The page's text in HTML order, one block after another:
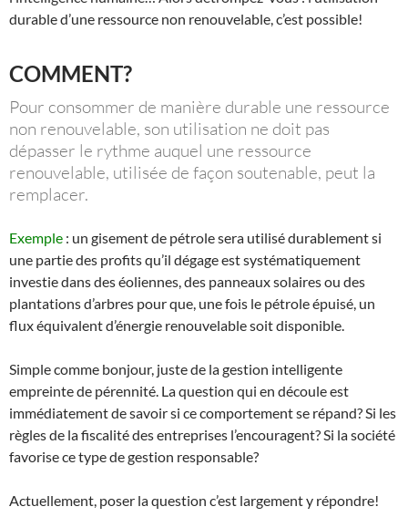
durable d’une ressource non renouvelable, c’est possible!
COMMENT?
Pour consommer de manière durable une ressource
non renouvelable, son utilisation ne doit pas
dépasser le rythme auquel une ressource
renouvelable, utilisée de façon soutenable, peut la
remplacer.
Exemple : un gisement de pétrole sera utilisé durablement si
une partie des profits qu’il dégage est systématiquement
investie dans des éoliennes, des panneaux solaires ou des
plantations d’arbres pour que, une fois le pétrole épuisé, un
flux équivalent d’énergie renouvelable soit disponible.
Simple comme bonjour, juste de la gestion intelligente
empreinte de pérennité. La question qui en découle est
immédiatement de savoir si ce comportement se répand? Si les
règles de la fiscalité des entreprises l’encouragent? Si la société
favorise ce type de gestion responsable?
Actuellement, poser la question c’est largement y répondre!